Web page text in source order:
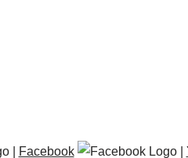
| Facebook |